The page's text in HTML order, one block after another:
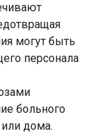
могут быть
персонала
больного
дома.